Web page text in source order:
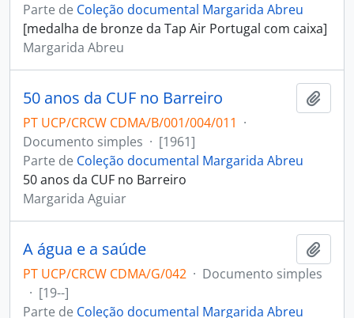
Parte de Coleção documental Margarida Abreu
[medalha de bronze da Tap Air Portugal com caixa]
Margarida Abreu
50 anos da CUF no Barreiro
PT UCP/CRCW CDMA/B/001/004/011 ·
Documento simples · [1961]
Parte de Coleção documental Margarida Abreu
50 anos da CUF no Barreiro
Margarida Aguiar
A água e a saúde
PT UCP/CRCW CDMA/G/042 · Documento simples
· [19--]
Parte de Coleção documental Margarida Abreu